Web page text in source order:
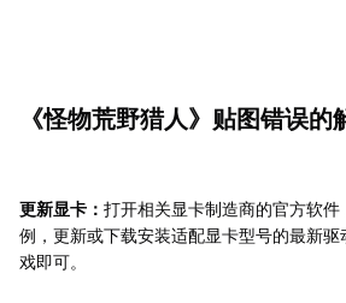
《怪物荒野猎人》贴图错误的
更新显卡： 打开相关显卡制造商的官方软
例，更新或下载安装适配显卡型号的最新
戏即可。